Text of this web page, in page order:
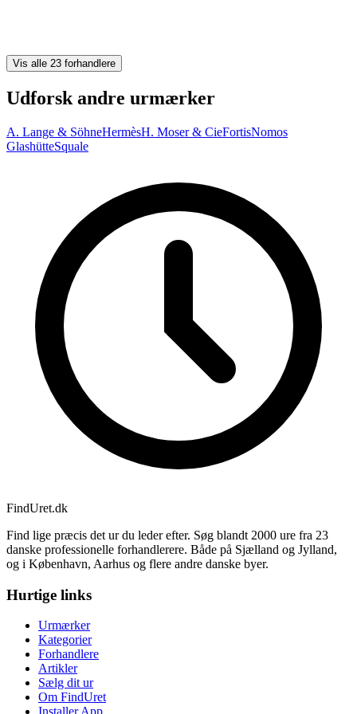
Vis alle 23 forhandlere
Udforsk andre urmærker
A. Lange & SöhneHermèsH. Moser & CieFortisNomos
GlashütteSquale
FindUret.dk
Find lige præcis det ur du leder efter. Søg blandt 2000 ure fra 23
danske professionelle forhandlerere. Både på Sjælland og Jylland,
og i København, Aarhus og flere andre danske byer.
Hurtige links
Urmærker
Kategorier
Forhandlere
Artikler
Sælg dit ur
Om FindUret